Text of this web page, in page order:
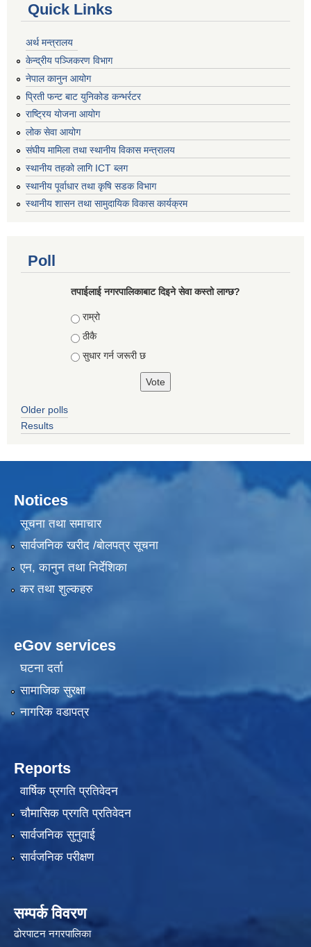
Quick Links
अर्थ मन्त्रालय
केन्द्रीय पञ्जिकरण विभाग
नेपाल कानुन आयोग
प्रिती फन्ट बाट युनिकोड कन्भर्रटर
राष्ट्रिय योजना आयोग
लोक सेवा आयोग
संघीय मामिला तथा स्थानीय विकास मन्त्रालय
स्थानीय तहको लागि ICT ब्लग
स्थानीय पूर्वाधार तथा कृषि सडक विभाग
स्थानीय शासन तथा सामुदायिक विकास कार्यक्रम
Poll
तपाईलाई नगरपालिकाबाट दिइने सेवा कस्तो लाग्छ?
Choices
राम्रो
ठीकै
सुधार गर्न जरूरी छ
Older polls
Results
Notices
सूचना तथा समाचार
सार्वजनिक खरीद /बोलपत्र सूचना
एन, कानुन तथा निर्देशिका
कर तथा शुल्कहरु
eGov services
घटना दर्ता
सामाजिक सुरक्षा
नागरिक वडापत्र
Reports
वार्षिक प्रगति प्रतिवेदन
चौमासिक प्रगति प्रतिवेदन
सार्वजनिक सुनुवाई
सार्वजनिक परीक्षण
सम्पर्क विवरण
ढोरपाटन नगरपालिका